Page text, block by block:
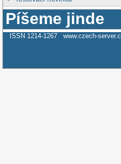
Píšeme jinde
ISSN 1214-1267 www.czech-